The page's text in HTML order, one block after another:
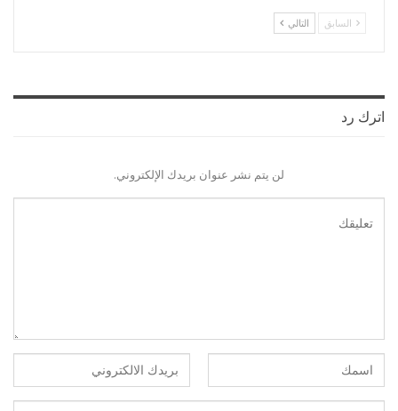
السابق التالي
اترك رد
لن يتم نشر عنوان بريدك الإلكتروني.